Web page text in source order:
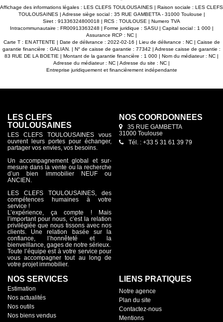
TOULOUSAINES
Affichage des informations légales : LES CLEFS TOULOUSAINES | Raison sociale : LES CLEFS
TOULOUSAINES | Adresse siège social : 35 RUE GAMBETTA - 31000 Toulouse |
Siret : 91336324800018 | RCS : TOULOUSE | Numero TVA
Intracommunautaire : FR00913363248 | Forme juridique : SASU | Capital social : 1 000 |
Assurance RCP : NC |
Carte T : EN ATTENTE | Date de délivrance : 2022-02-16 | Lieu de délivrance : NC | Caisse de
garantie financière : GALIAN. | N° de caisse de garantie : 77342 | Adresse caisse de garantie :
83 RUE DE LA BOETIE | Montant de la garantie financière : 1 000 | Nom du médiateur : NC |
Adresse du médiateur : NC | Adresse du site : NC |
Entreprise juridiquement et financièrement indépendante
LES CLEFS
TOULOUSAINES
LES CLEFS TOULOUSAINES vous
ouvrent leurs portes pour échanger,
partager vos envies, vos besoins.
Un accompagnement global et sur-
mesure dans la vente ou la recherche
d’un bien immobilier NEUF ou
ANCIEN.
LES CLEFS TOULOUSAINES, des
compétences humaines à votre
service !
L’expérience, ça compte ! Mais
l’important pour nous, c’est la relation
privilégiée que nous tissons avec nos
clients. Une relation basée sur la
confiance, l’honnêteté et la
bienveillance, gages de notre sérieux.
Toute l’équipe est à votre service pour
vous accompagner tout au long de
votre projet immobilier.
NOS COORDONNÉES
35 RUE GAMBETTA
31000 Toulouse
Tél. : +33 5 31 61 39 79
NOS SERVICES
Estimation
Nos actualités
Nos outils
Nos biens vendus
LIENS PRATIQUES
Notre agence
Plan du site
Contactez-nous
Mentions